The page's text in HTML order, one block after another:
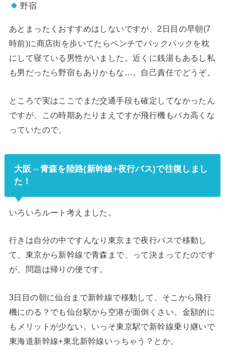
野宿
あとまったくおすすめはしないですが、2日目の早朝(7
時前)に商店街を歩いてたらベンチでバックパックを枕
にして寝ている男性がいました。近くに銭湯もあるし私
も男だったら野宿もありかもな…。自己責任でどうぞ。
ところで実はここでまだ交通手段も確定してなかったん
ですが、この時期あたりまえですが飛行機もバカ高くな
っていたので、
大阪⇔青森を陸路(新幹線+夜行バス)で往復しまし
た！
いろいろルート考えました。
行きは自分の中ですんなり東京まで夜行バスで移動し
て、東京から新幹線で青森まで、って決まってたのです
が、問題は帰りの便です。
3日目の朝に仙台まで新幹線で移動して、そこから飛行
機にのる？でも仙台駅から空港が面倒くさい。金額的に
もメリットが少ない。いっそ東京駅で新幹線乗り継いで
東海道新幹線+東北新幹線いっちゃう？とか。